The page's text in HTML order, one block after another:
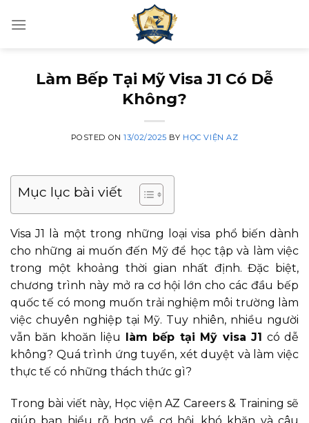
Làm Bếp Tại Mỹ Visa J1 Có Dễ
Không?
POSTED ON13/02/2025 BY HỌC VIỆN AZ
Mục lục bài viết
Visa J1 là một trong những loại visa phổ biến dành
cho những ai muốn đến Mỹ để học tập và làm việc
trong một khoảng thời gian nhất định. Đặc biệt,
chương trình này mở ra cơ hội lớn cho các đầu bếp
quốc tế có mong muốn trải nghiệm môi trường làm
việc chuyên nghiệp tại Mỹ. Tuy nhiên, nhiều người
vẫn băn khoăn liệu làm bếp tại Mỹ visa J1 có dễ
không? Quá trình ứng tuyển, xét duyệt và làm việc
thực tế có những thách thức gì?
Trong bài viết này, Học viện AZ Careers & Training sẽ